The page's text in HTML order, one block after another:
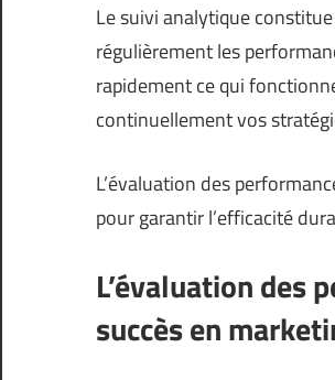
Le suivi analytique
régulièrement les
rapidement ce qui
continuellement vos
L’évaluation des
pour garantir l’efficacité
L’évaluation des
succès en